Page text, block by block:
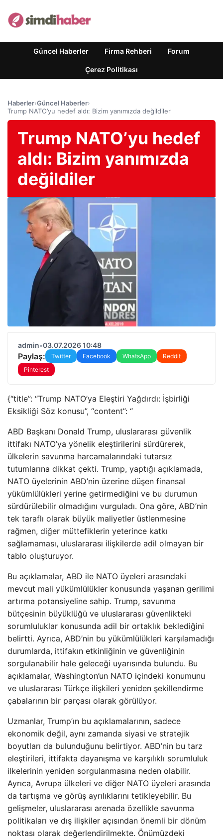
Güncel Haberler Firma Rehberi Forum
Çerez Politikası
Haberler›Güncel Haberler›
Trump NATO’yu hedef aldı: Bizim yanımızda değildiler
Trump NATO’yu hedef
aldı: Bizim yanımızda
değildiler
admin•03.07.2026 10:48
Paylaş: Twitter Facebook WhatsApp
Reddit
Pinterest
{“title”: “Trump NATO’ya Eleştiri Yağdırdı: İşbirliği
Eksikliği Söz konusu”, “content”: “
ABD Başkanı Donald Trump, uluslararası güvenlik
ittifakı NATO’ya yönelik eleştirilerini sürdürerek,
ülkelerin savunma harcamalarındaki tutarsız
tutumlarına dikkat çekti. Trump, yaptığı açıklamada,
NATO üyelerinin ABD’nin üzerine düşen finansal
yükümlülükleri yerine getirmediğini ve bu durumun
sürdürülebilir olmadığını vurguladı. Ona göre, ABD’nin
tek taraflı olarak büyük maliyetler üstlenmesine
rağmen, diğer müttefiklerin yeterince katkı
sağlamaması, uluslararası ilişkilerde adil olmayan bir
tablo oluşturuyor.
Bu açıklamalar, ABD ile NATO üyeleri arasındaki
mevcut mali yükümlülükler konusunda yaşanan gerilimi
artırma potansiyeline sahip. Trump, savunma
bütçesinin büyüklüğü ve uluslararası güvenlikteki
sorumluluklar konusunda adil bir ortaklık beklediğini
belirtti. Ayrıca, ABD’nin bu yükümlülükleri karşılamadığı
durumlarda, ittifakın etkinliğinin ve güvenliğinin
sorgulanabilir hale geleceği uyarısında bulundu. Bu
açıklamalar, Washington’un NATO içindeki konumunu
ve uluslararası Türkçe ilişkileri yeniden şekillendirme
çabalarının bir parçası olarak görülüyor.
Uzmanlar, Trump’ın bu açıklamalarının, sadece
ekonomik değil, aynı zamanda siyasi ve stratejik
boyutları da bulunduğunu belirtiyor. ABD’nin bu tarz
eleştirileri, ittifakta dayanışma ve karşılıklı sorumluluk
ilkelerinin yeniden sorgulanmasına neden olabilir.
Ayrıca, Avrupa ülkeleri ve diğer NATO üyeleri arasında
da tartışma ve görüş ayrılıklarını tetikleyebilir. Bu
gelişmeler, uluslararası arenada özellikle savunma
politikaları ve dış ilişkiler açısından önemli bir dönüm
noktası olarak değerlendirilmekte. Önümüzdeki